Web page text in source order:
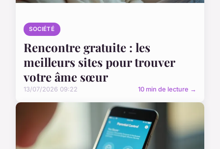
SOCIÉTÉ
Rencontre gratuite : les
meilleurs sites pour trouver
votre âme sœur
13/07/2026 09:22 10 min de lecture →